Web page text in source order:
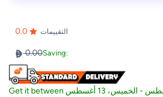
0.0 التقييمات
0.00Saving:
Get it between - الخميس، 13 أغسطس